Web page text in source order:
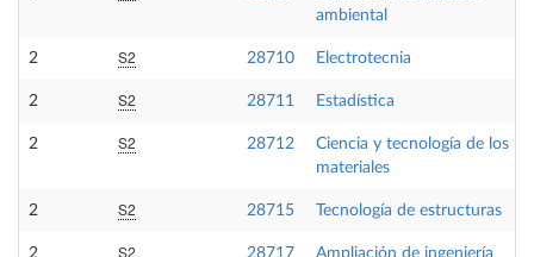
ambiental
2 S2 28710 Electrotecnia
2 S2 28711 Estadística
2 S2 28712
Ciencia y tecnología de los
materiales
2 S2 28715 Tecnología de estructuras
2 S2 28717
Ampliación de ingeniería